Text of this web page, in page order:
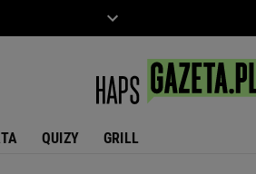
QUIZY GRILL